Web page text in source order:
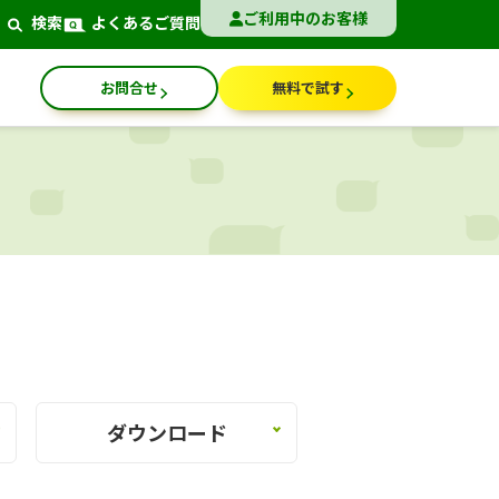
検索 よくあるご質問 ご利用中のお客様
クラウド版 パッケージ版
お問合せ 無料で試す
ダウンロード